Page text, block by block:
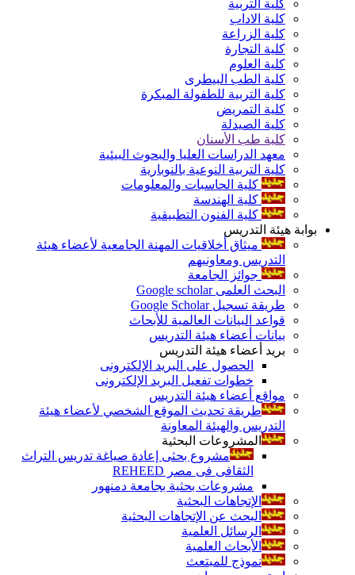
كلية التربية
كلية الاداب
كلية الزراعة
كلية التجارة
كلية العلوم
كلية الطب البيطرى
كلية التربية للطفولة المبكرة
كلية التمريض
كلية الصيدلة
كلية طب الأسنان
معهد الدراسات العليا والبحوث البيئية
كلية التربية النوعية بالنوبارية
كلية الحاسبات والمعلومات
كلية الهندسة
كلية الفنون التطبيقية
بوابة هيئة التدريس
ميثاق أخلاقيات المهنة الجامعية لأعضاء هيئة
التدريس ومعاونيهم
جوائز الجامعة
البحث العلمى Google scholar
طريقة تسجيل Google Scholar
قواعد البيانات العالمية للأبحاث
بيانات أعضاء هيئة التدريس
بريد أعضاء هيئة التدريس
الحصول على البريد الإلكترونى
خطوات تفعيل البريد الإلكترونى
مواقع أعضاء هيئة التدريس
طريقة تحديث الموقع الشخصي لأعضاء هيئة
التدريس والهيئة المعاونة
المشروعات البحثية
مشروع بحثى إعادة صياغة تدريس التراث
الثقافى فى مصر REHEED
مشروعات بحثية بجامعة دمنهور
الإتجاهات البحثية
البحث عن الإتجاهات البحثية
الرسائل العلمية
الأبحاث العلمية
نموذج للمبتعث